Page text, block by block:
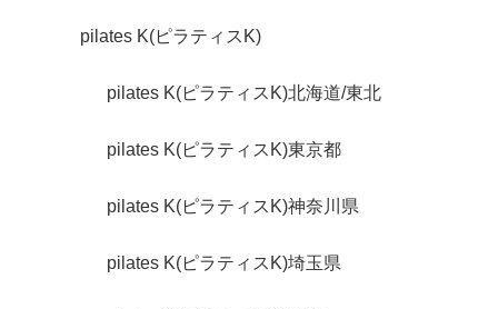
pilates K(ピラティスK)
pilates K(ピラティスK)北海道/東北
pilates K(ピラティスK)東京都
pilates K(ピラティスK)神奈川県
pilates K(ピラティスK)埼玉県